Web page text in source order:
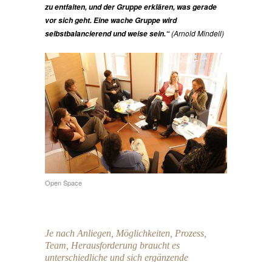
zu entfalten, und der Gruppe erklären, was gerade
vor sich geht. Eine wache Gruppe wird
selbstbalancierend und weise sein.“(Arnold Mindell)
Open Space
Je nach Anliegen, Möglichkeiten, Prozess,
Team, Herausforderung braucht es
unterschiedliche und sich ergänzende